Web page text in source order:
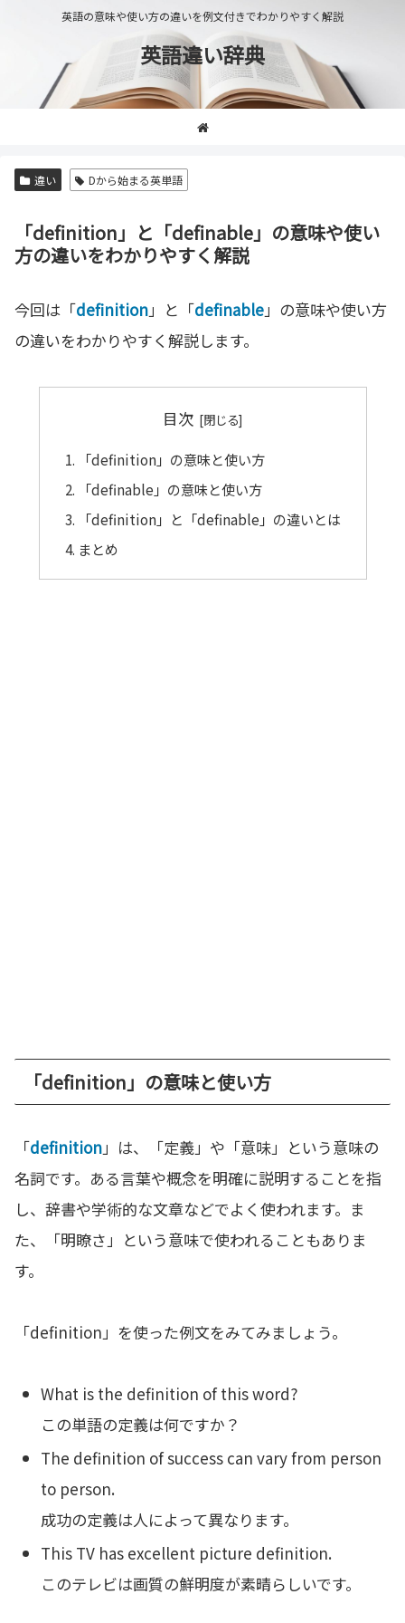
英語の意味や使い方の違いを例文付きでわかりやすく解説
英語違い辞典
違い Dから始まる英単語
「definition」と「definable」の意味や使い
方の違いをわかりやすく解説
今回は「definition」と「definable」の意味や使い方
の違いをわかりやすく解説します。
目次
「definition」の意味と使い方
「definable」の意味と使い方
「definition」と「definable」の違いとは
まとめ
「definition」の意味と使い方
「definition」は、「定義」や「意味」という意味の
名詞です。ある言葉や概念を明確に説明することを指
し、辞書や学術的な文章などでよく使われます。ま
た、「明瞭さ」という意味で使われることもありま
す。
「definition」を使った例文をみてみましょう。
What is the definition of this word?
この単語の定義は何ですか？
The definition of success can vary from person
to person.
成功の定義は人によって異なります。
This TV has excellent picture definition.
このテレビは画質の鮮明度が素晴らしいです。